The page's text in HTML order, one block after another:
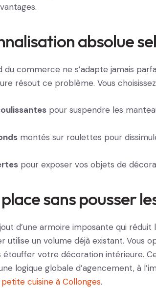
absolue
du commerce ne s’adapte jamais
résout ce problème. Vous
pour suspendre les
montés sur roulettes pour
pour exposer vos objets de
sans pousser
d’une armoire imposante qui
utilise un volume déjà existant. Vous
étouffer votre décoration intérieure.
logique globale d’agencement, à
cuisine à Collonges.